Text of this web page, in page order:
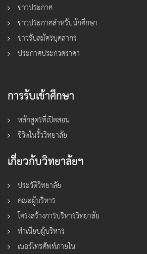
ข่าวประกาศ
ข่าวประกาศสำหรับนักศึกษา
ข่าวรับสมัครบุคลากร
ประกาศประกวดราคา
การรับเข้าศึกษา
หลักสูตรที่เปิดสอน
ชีวิตในรั้ววิทยาลัย
เกี่ยวกับวิทยาลัยฯ
ประวัติวิทยาลัย
คณะผู้บริหาร
โครงสร้างการบริหารวิทยาลัย
ทำเนียบผู้บริหาร
เบอร์โทรศัพท์ภายใน